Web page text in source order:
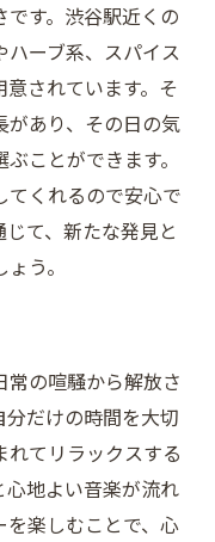
す。渋谷駅近くの
ハーブ系、スパイス
されています。そ
があり、その日の気
ことができます。
くれるので安心で
て、新たな発見と
う。
の喧騒から解放さ
だけの時間を大切
れてリラックスする
心地よい音楽が流れ
を楽しむことで、心